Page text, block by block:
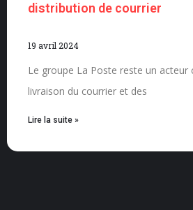
distribution de courrier
19 avril 2024
Le groupe La Poste reste un acteur
livraison du courrier et des
Lire la suite »